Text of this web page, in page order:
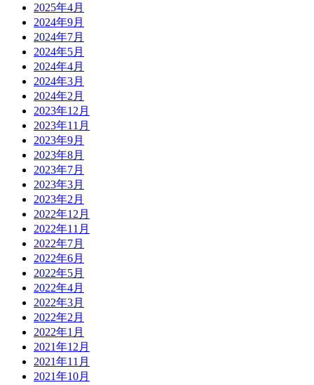
2025年4月
2024年9月
2024年7月
2024年5月
2024年4月
2024年3月
2024年2月
2023年12月
2023年11月
2023年9月
2023年8月
2023年7月
2023年3月
2023年2月
2022年12月
2022年11月
2022年7月
2022年6月
2022年5月
2022年4月
2022年3月
2022年2月
2022年1月
2021年12月
2021年11月
2021年10月